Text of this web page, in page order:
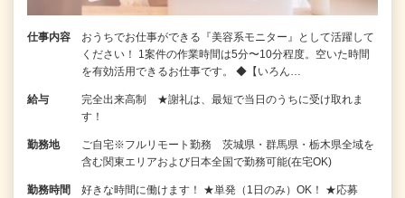
仕事内容
おうちでお仕事ができる『美容系モニター』として活躍して
ください！ 1案件の作業時間は5分〜10分程度。空いた時間
を有効活用できるお仕事です。 ◆【いろん…
給与
完全出来高制 ★謝礼は、最短で当日のうちに受け取れま
す！
勤務地
ご自宅※フルリモート勤務 茨城県・群馬県・栃木県全域を
含む関東エリアおよび日本全国で勤務可能(在宅OK)
勤務時間
好きな時間に働けます！ ★単発（1日のみ）OK！ ★応募